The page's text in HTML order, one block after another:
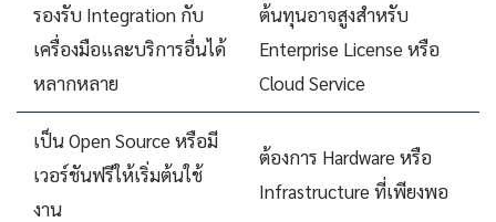
รองรับ Integration กับ
เครื่องมือและบริการอื่นได้
หลากหลาย
ต้นทุนอาจสูงสำหรับ
Enterprise License หรือ
Cloud Service
เป็น Open Source หรือมี
เวอร์ชันฟรีให้เริ่มต้นใช้
งาน
ต้องการ Hardware หรือ
Infrastructure ที่เพียงพอ